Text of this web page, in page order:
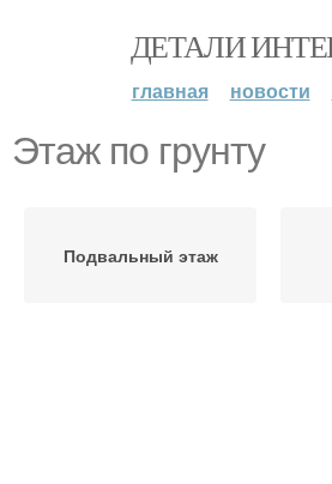
ДЕТАЛИ
главная новости
Этаж по грунту
Подвальный этаж